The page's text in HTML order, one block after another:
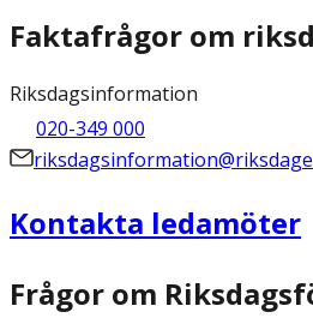
Faktafrågor om
Riksdagsinformation
020-349 000
Kontakta ledamöter
Frågor om